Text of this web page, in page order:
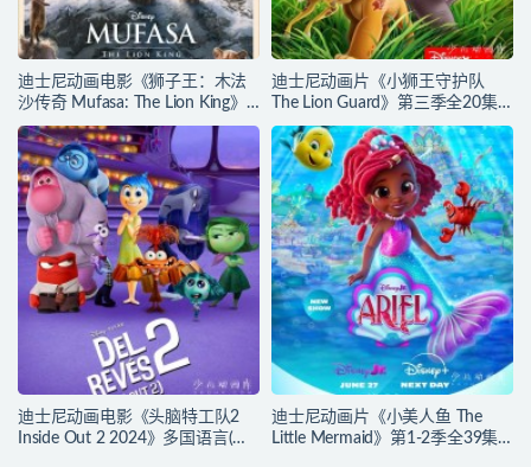
迪士尼动画电影《狮子王：木法
沙传奇 Mufasa: The Lion King》
多国语言(含国语)+多国字幕(含中
文) 官方纯净收藏版
720P/MKV/6.61G 动画片下载
迪士尼动画片《小狮王守护队
The Lion Guard》第三季全20集
多国语言(含国语)+多国字幕(含中
文) 官方纯净收藏版
720P/MKV/15.9G 动画片小狮王
守护队下载
迪士尼动画电影《头脑特工队2
Inside Out 2 2024》多国语言(含
迪士尼动画片《小美人鱼 The
Little Mermaid》第1-2季全39集